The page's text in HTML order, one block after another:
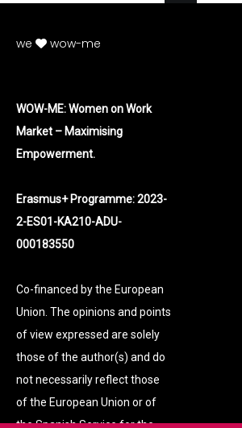
we wow-me
WOW-ME: Women on Work
Market – Maximising
Empowerment.
Erasmus+ Programme: 2023-
2-ES01-KA210-ADU-
000183550
Co-financed by the European
Union. The opinions and points
of view expressed are solely
those of the author(s) and do
not necessarily reflect those
of the European Union or of
the Spanish Service for the